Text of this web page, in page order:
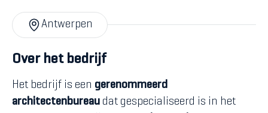
Antwerpen
Over het bedrijf
Het bedrijf is een gerenommeerd
architectenbureau dat gespecialiseerd is in het